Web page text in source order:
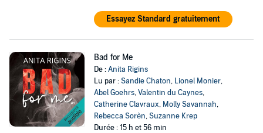
Essayez Standard gratuitement
Bad for Me
De :Anita Rigins
Lu par :Sandie Chaton, Lionel Monier,
Abel Goehrs,Valentin du Caynes,
Catherine Clavraux, Molly Savannah,
Rebecca Sorèn,Suzanne Krep
Durée : 15 h et 56 min